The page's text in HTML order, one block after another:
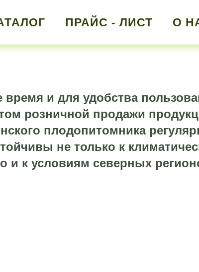
ПРАЙС - ЛИСТ О
и для удобства
розничной продажи
плодопитомника
не только к
и к условиям северных